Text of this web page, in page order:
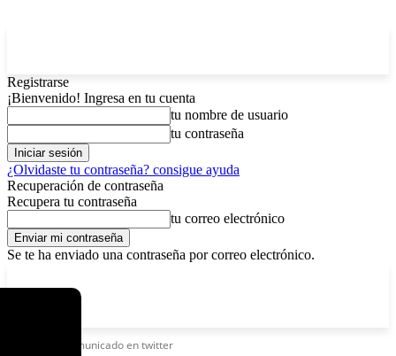
Registrarse
¡Bienvenido! Ingresa en tu cuenta
tu nombre de usuario
tu contraseña
¿Olvidaste tu contraseña? consigue ayuda
Recuperación de contraseña
Recupera tu contraseña
tu correo electrónico
Se te ha enviado una contraseña por correo electrónico.
Comunicado en twitter